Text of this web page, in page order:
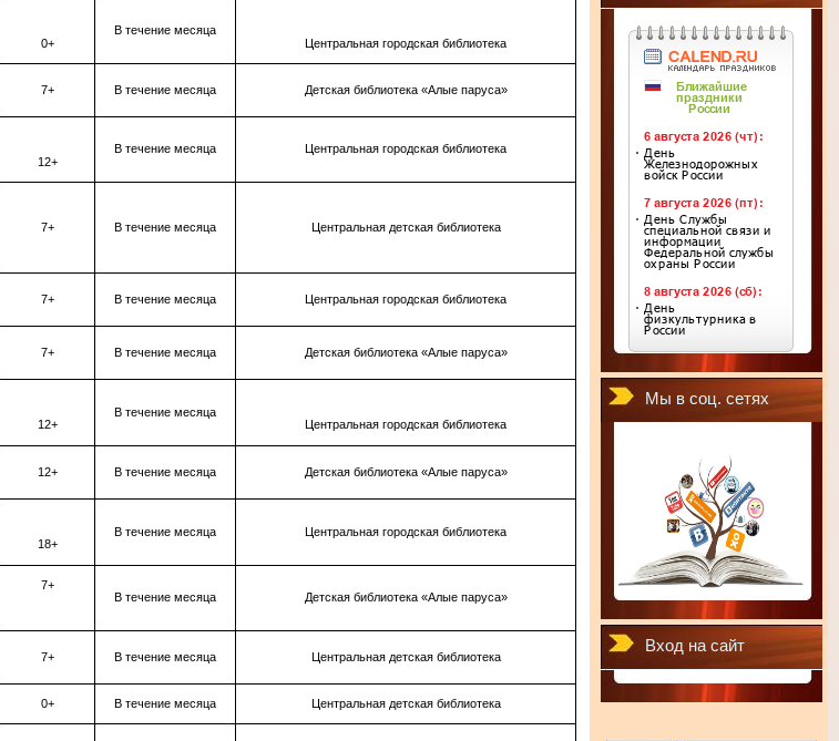
0+
В течение месяца
Центральная городская библиотека
7+ В течение месяца Детская библиотека «Алые паруса»
12+
В течение месяца Центральная городская библиотека
7+ В течение месяца Центральная детская библиотека
7+ В течение месяца Центральная городская библиотека
7+ В течение месяца Детская библиотека «Алые паруса»
12+
В течение месяца
Центральная городская библиотека
12+ В течение месяца Детская библиотека «Алые паруса»
18+
В течение месяца Центральная городская библиотека
7+
В течение месяца
Детская библиотека «Алые паруса»
7+ В течение месяца Центральная детская библиотека
0+ В течение месяца Центральная детская библиотека
Мы в соц. сетях
Вход на сайт